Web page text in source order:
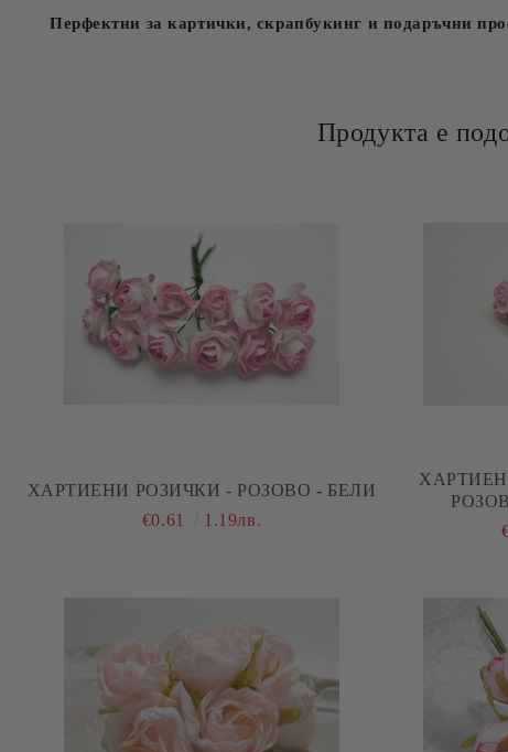
Перфектни за картички, скрапбукинг и подаръчни
Продукта е
ХАРТИЕНИ РОЗИЧКИ - РОЗОВО - БЕЛИ
€0.61
1.19лв.
ХАРТИЕНИ